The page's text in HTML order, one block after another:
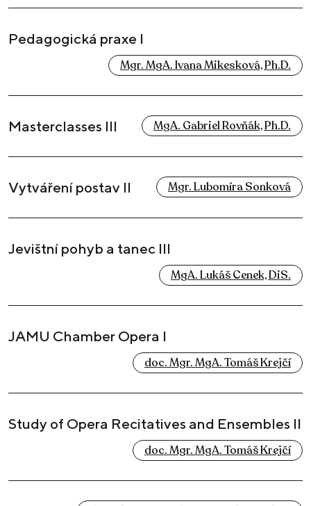
Pedagogická praxe I
Mgr. MgA. Ivana Mikesková, Ph.D.
Masterclasses III MgA. Gabriel Rovňák, Ph.D.
Vytváření postav II Mgr. Lubomíra Sonková
Jevištní pohyb a tanec III
MgA. Lukáš Cenek, DiS.
JAMU Chamber Opera I
doc. Mgr. MgA. Tomáš Krejčí
Study of Opera Recitatives and Ensembles II
doc. Mgr. MgA. Tomáš Krejčí